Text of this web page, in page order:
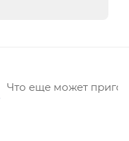
Что еще может